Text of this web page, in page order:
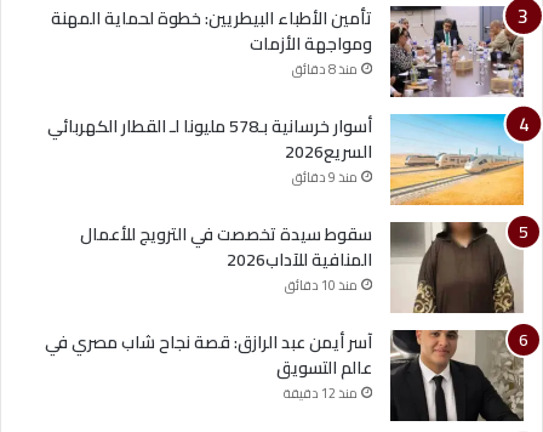
تأمين الأطباء البيطريين: خطوة لحماية المهنة
ومواجهة الأزمات
منذ 8 دقائق
أسوار خرسانية بـ578 مليونا لـ القطار الكهربائي
السريع2026
منذ 9 دقائق
سقوط سيدة تخصصت في الترويج للأعمال
المنافية للآداب2026
منذ 10 دقائق
آسر أيمن عبد الرازق: قصة نجاح شاب مصري في
عالم التسويق
منذ 12 دقيقة